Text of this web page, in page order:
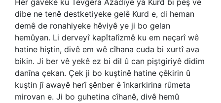
Her gaveke ku Tevgera Azadiyê ya Kurd bi pêş ve
dibe ne tenê destketiyeke gelê Kurd e, di heman
demê de ronahiyeke hêviyê ye ji bo gelan
hemûyan. Li derveyî kapîtalîzmê ku em neçarî wê
hatine hiştin, divê em wê cîhana cuda bi xurtî ava
bikin. Ji ber vê yekê ez bi dil û can piştgiriyê didim
danîna çekan. Çek ji bo kuştinê hatine çêkirin û
kuştin jî awayê herî şênber ê înkarkirina rûmeta
mirovan e. Ji bo guhetina cîhanê, divê hemû